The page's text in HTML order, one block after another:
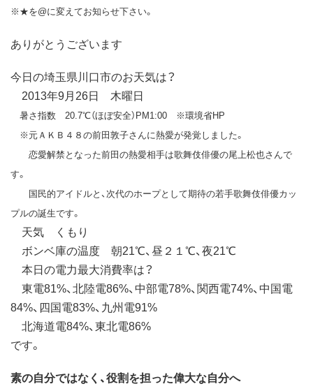
※★を@に変えてお知らせ下さい。
ありがとうございます
今日の埼玉県川口市のお天気は？
2013年9月26日 木曜日
暑さ指数 20.7℃（ほぼ安全）PM1:00 ※環境省HP
※元ＡＫＢ４８の前田敦子さんに熱愛が発覚しました。
恋愛解禁となった前田の熱愛相手は歌舞伎俳優の尾上松也さんで
す。
国民的アイドルと、次代のホープとして期待の若手歌舞伎俳優カッ
プルの誕生です。
天気 くもり
ボンベ庫の温度 朝21℃、昼２１℃、夜21℃
本日の電力最大消費率は？
東電81%、北陸電86%、中部電78%、関西電74%、中国電
84%、四国電83%、九州電91%
北海道電84%、東北電86%
です。
素の自分ではなく、役割を担った偉大な自分へ